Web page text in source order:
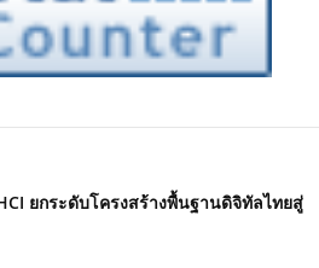
ยกระดับโครงสร้างพื้นฐานดิจิทัลไทยสู่